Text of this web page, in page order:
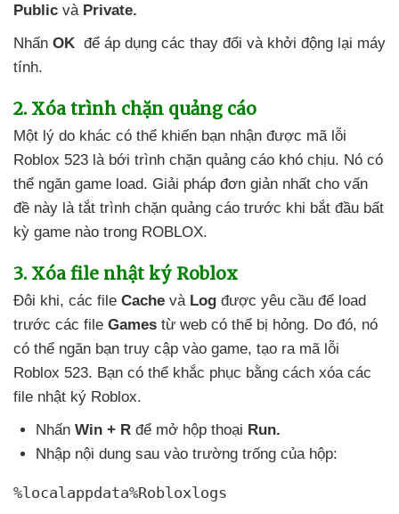
Public và Private.
Nhấn OK để áp dụng các thay đổi và khởi động lại máy
tính.
2. Xóa trình chặn quảng cáo
Một lý do khác có thể khiến bạn nhận được mã lỗi
Roblox 523 là bới trình chặn quảng cáo khó chịu. Nó có
thể ngăn game load. Giải pháp đơn giản nhất cho vấn
đề này là tắt trình chặn quảng cáo trước khi bắt đầu bất
kỳ game nào trong ROBLOX.
3. Xóa file nhật ký Roblox
Đôi khi, các file Cache và Log được yêu cầu để load
trước các file Games từ web có thể bị hỏng. Do đó, nó
có thể ngăn bạn truy cập vào game, tạo ra mã lỗi
Roblox 523. Bạn có thể khắc phục bằng cách xóa các
file nhật ký Roblox.
Nhấn Win + R để mở hộp thoại Run.
Nhập nội dung sau vào trường trống của hộp:
%localappdata%Robloxlogs